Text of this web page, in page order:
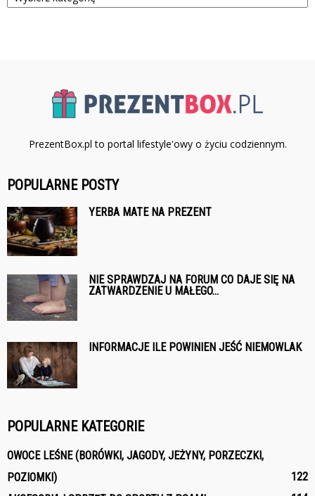
PrezentBox.pl to portal lifestyle'owy o życiu codziennym.
POPULARNE POSTY
YERBA MATE NA PREZENT
NIE SPRAWDZAJ NA FORUM CO DAJE SIĘ NA
ZATWARDZENIE U MAŁEGO...
INFORMACJE ILE POWINIEN JEŚĆ NIEMOWLAK
POPULARNE KATEGORIE
OWOCE LEŚNE (BORÓWKI, JAGODY, JEŻYNY, PORZECZKI,
POZIOMKI)
122